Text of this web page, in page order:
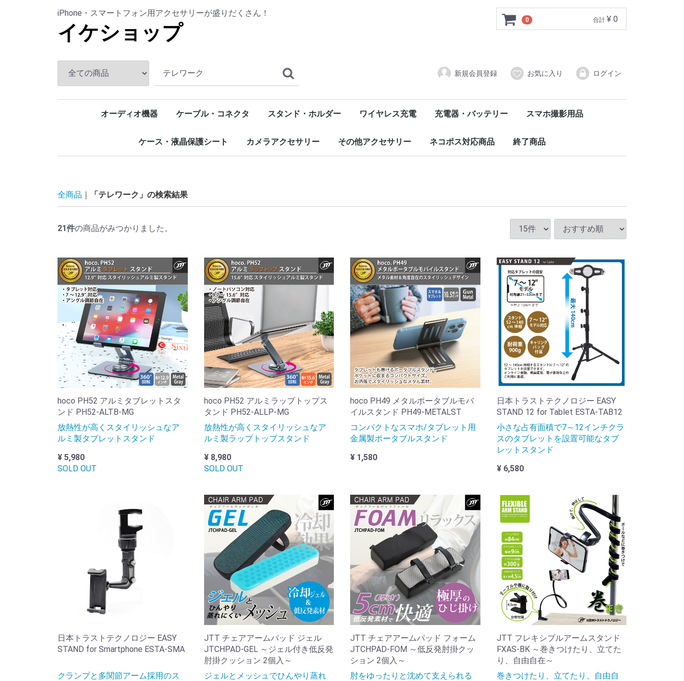
iPhone・スマートフォン用アクセサリーが盛りだくさん！
イケショップ
0 合計 ¥ 0
新規会員登録 お気に入り ログイン
オーディオ機器
イヤホン・ヘッドホン
ケーブル・コネクタ
マルチケーブル
Type-C (USB-C)
Lightning
microUSB
映像出力用
LAN
USBハブ・延長
変換アダプタ
スタンド・ホルダー ワイヤレス充電
レシーバー
デッキ
充電器・バッテリー
モバイルバッテリー
ACアダプタータイプ
車載用（DC12V）
充電クレードル
交換用バッテリー・電池
関連アクセサリー
スマホ撮影用品
クリップ・クランプ
スマホ三脚
ボディマウント
その他マウント
撮影用ライト
ケース・液晶保護シート カメラアクセサリー その他アクセサリー ネコポス対応商品 終了商品
全商品 「テレワーク」の検索結果
21件の商品がみつかりました。
hoco PH52 アルミタブレットスタ
ンド PH52-ALTB-MG
放熱性が高くスタイリッシュなア
ルミ製タブレットスタンド
¥ 5,980
SOLD OUT
hoco PH52 アルミラップトップス
タンド PH52-ALLP-MG
放熱性が高くスタイリッシュなア
ルミ製ラップトップスタンド
¥ 8,980
SOLD OUT
hoco PH49 メタルポータブルモバ
イルスタンド PH49-METALST
コンパクトなスマホ/タブレット用
金属製ポータブルスタンド
¥ 1,580
日本トラストテクノロジー EASY
STAND 12 for Tablet ESTA-TAB12
小さな占有面積で7～12インチクラ
スのタブレットを設置可能なタブ
レットスタンド
¥ 6,580
日本トラストテクノロジー EASY
STAND for Smartphone ESTA-SMA
クランプと多関節アーム採用のス
JTT チェアアームパッド ジェル
JTCHPAD-GEL ～ジェル付き低反発
肘掛クッション 2個入～
ジェルとメッシュでひんやり蒸れ
JTT チェアアームパッド フォーム
JTCHPAD-FOM ～低反発肘掛クッ
ション 2個入～
肘をゆったりと沈めて支えられる
JTT フレキシブルアームスタンド
FXAS-BK ～巻きつけたり、立てた
り、自由自在～
巻きつけたり、立てたり、自由自